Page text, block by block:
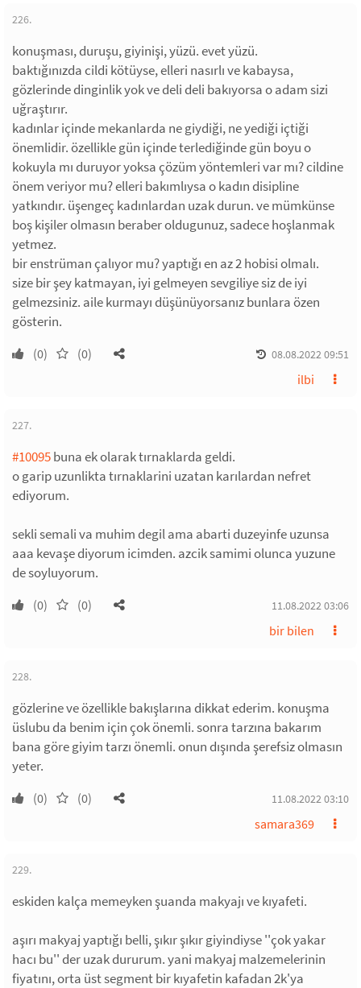
226.
konuşması, duruşu, giyinişi, yüzü. evet yüzü.
baktığınızda cildi kötüyse, elleri nasırlı ve kabaysa,
gözlerinde dinginlik yok ve deli deli bakıyorsa o adam sizi
uğraştırır.
kadınlar içinde mekanlarda ne giydiği, ne yediği içtiği
önemlidir. özellikle gün içinde terlediğinde gün boyu o
kokuyla mı duruyor yoksa çözüm yöntemleri var mı? cildine
önem veriyor mu? elleri bakımlıysa o kadın disipline
yatkındır. üşengeç kadınlardan uzak durun. ve mümkünse
boş kişiler olmasın beraber oldugunuz, sadece hoşlanmak
yetmez.
bir enstrüman çalıyor mu? yaptığı en az 2 hobisi olmalı.
size bir şey katmayan, iyi gelmeyen sevgiliye siz de iyi
gelmezsiniz. aile kurmayı düşünüyorsanız bunlara özen
gösterin.
(0) (0) 08.08.2022 09:51
ilbi
227.
#10095buna ek olarak tırnaklarda geldi.
o garip uzunlikta tırnaklarini uzatan karılardan nefret
ediyorum.
sekli semali va muhim degil ama abarti duzeyinfe uzunsa
aaa kevaşe diyorum icimden. azcik samimi olunca yuzune
de soyluyorum.
(0) (0) 11.08.2022 03:06
bir bilen
228.
gözlerine ve özellikle bakışlarına dikkat ederim. konuşma
üslubu da benim için çok önemli. sonra tarzına bakarım
bana göre giyim tarzı önemli. onun dışında şerefsiz olmasın
yeter.
(0) (0) 11.08.2022 03:10
samara369
229.
eskiden kalça memeyken şuanda makyajı ve kıyafeti.
aşırı makyaj yaptığı belli, şıkır şıkır giyindiyse ''çok yakar
hacı bu'' der uzak dururum. yani makyaj malzemelerinin
fiyatını, orta üst segment bir kıyafetin kafadan 2k'ya